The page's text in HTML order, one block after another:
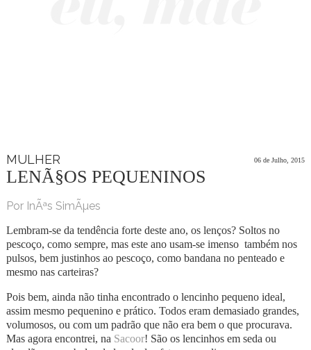
MULHER 06 de Julho, 2015
LENÃ§OS PEQUENINOS
Por InÃªs SimÃµes
Lembram-se da tendência forte deste ano, os lenços? Soltos no
pescoço, como sempre, mas este ano usam-se imenso também nos
pulsos, bem justinhos ao pescoço, como bandana no penteado e
mesmo nas carteiras?
Pois bem, ainda não tinha encontrado o lencinho pequeno ideal,
assim mesmo pequenino e prático. Todos eram demasiado grandes,
volumosos, ou com um padrão que não era bem o que procurava.
Mas agora encontrei, na Sacoor! São os lencinhos em seda ou